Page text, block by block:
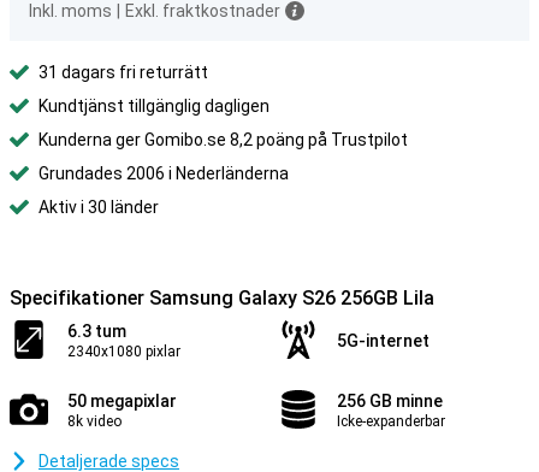
Inkl. moms Exkl. fraktkostnader
31 dagars fri returrätt
Kundtjänst tillgänglig dagligen
Kunderna ger Gomibo.se 8,2 poäng på Trustpilot
Grundades 2006 i Nederländerna
Aktiv i 30 länder
Specifikationer Samsung Galaxy S26 256GB Lila
6.3 tum
2340x1080 pixlar
5G-internet
50 megapixlar
8k video
256 GB minne
Icke-expanderbar
Detaljerade specs